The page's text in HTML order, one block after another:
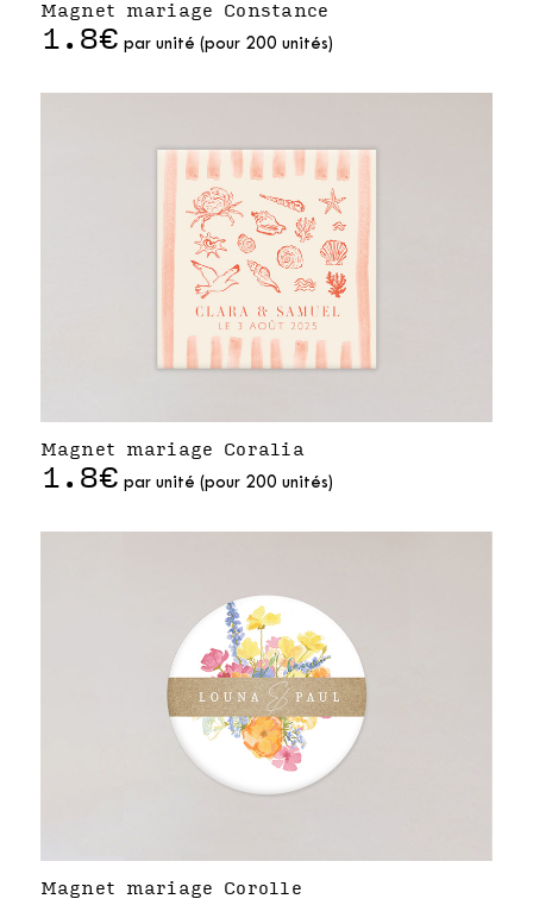
Magnet mariage Constance
1.8€ par unité (pour 200 unités)
Magnet mariage Coralia
1.8€ par unité (pour 200 unités)
Magnet mariage Corolle